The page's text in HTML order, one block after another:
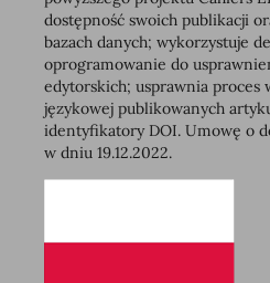
dostępność swoich publikacji
bazach danych; wykorzystuje
oprogramowanie do
edytorskich; usprawnia
językowej publikowanych
identyfikatory DOI. Umowę o
w dniu 19.12.2022.